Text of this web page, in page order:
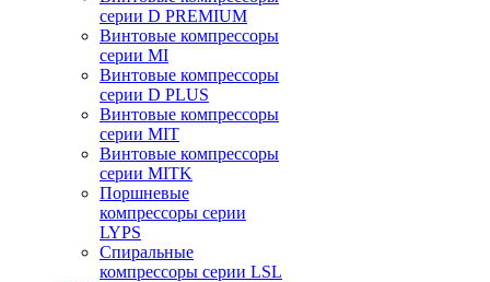
серии D PREMIUM
Винтовые компрессоры
серии MI
Винтовые компрессоры
серии D PLUS
Винтовые компрессоры
серии MIT
Винтовые компрессоры
серии MITK
Поршневые
компрессоры серии
LYPS
Спиральные
компрессоры серии LSL